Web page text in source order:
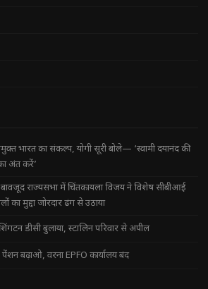
भारत का संकल्प, योगी सूरी बोले— ‘स्वामी दयानंद की
अंत करें’
राज्यसभा में चिंतकायला विजय ने विशेष सीबीआई
का मुद्दा जोरदार ढंग से उठाया
डीसी बुलाया, स्टालिन परिवार से अपील
बढ़ाओ, वरना EPFO कार्यालय बंद